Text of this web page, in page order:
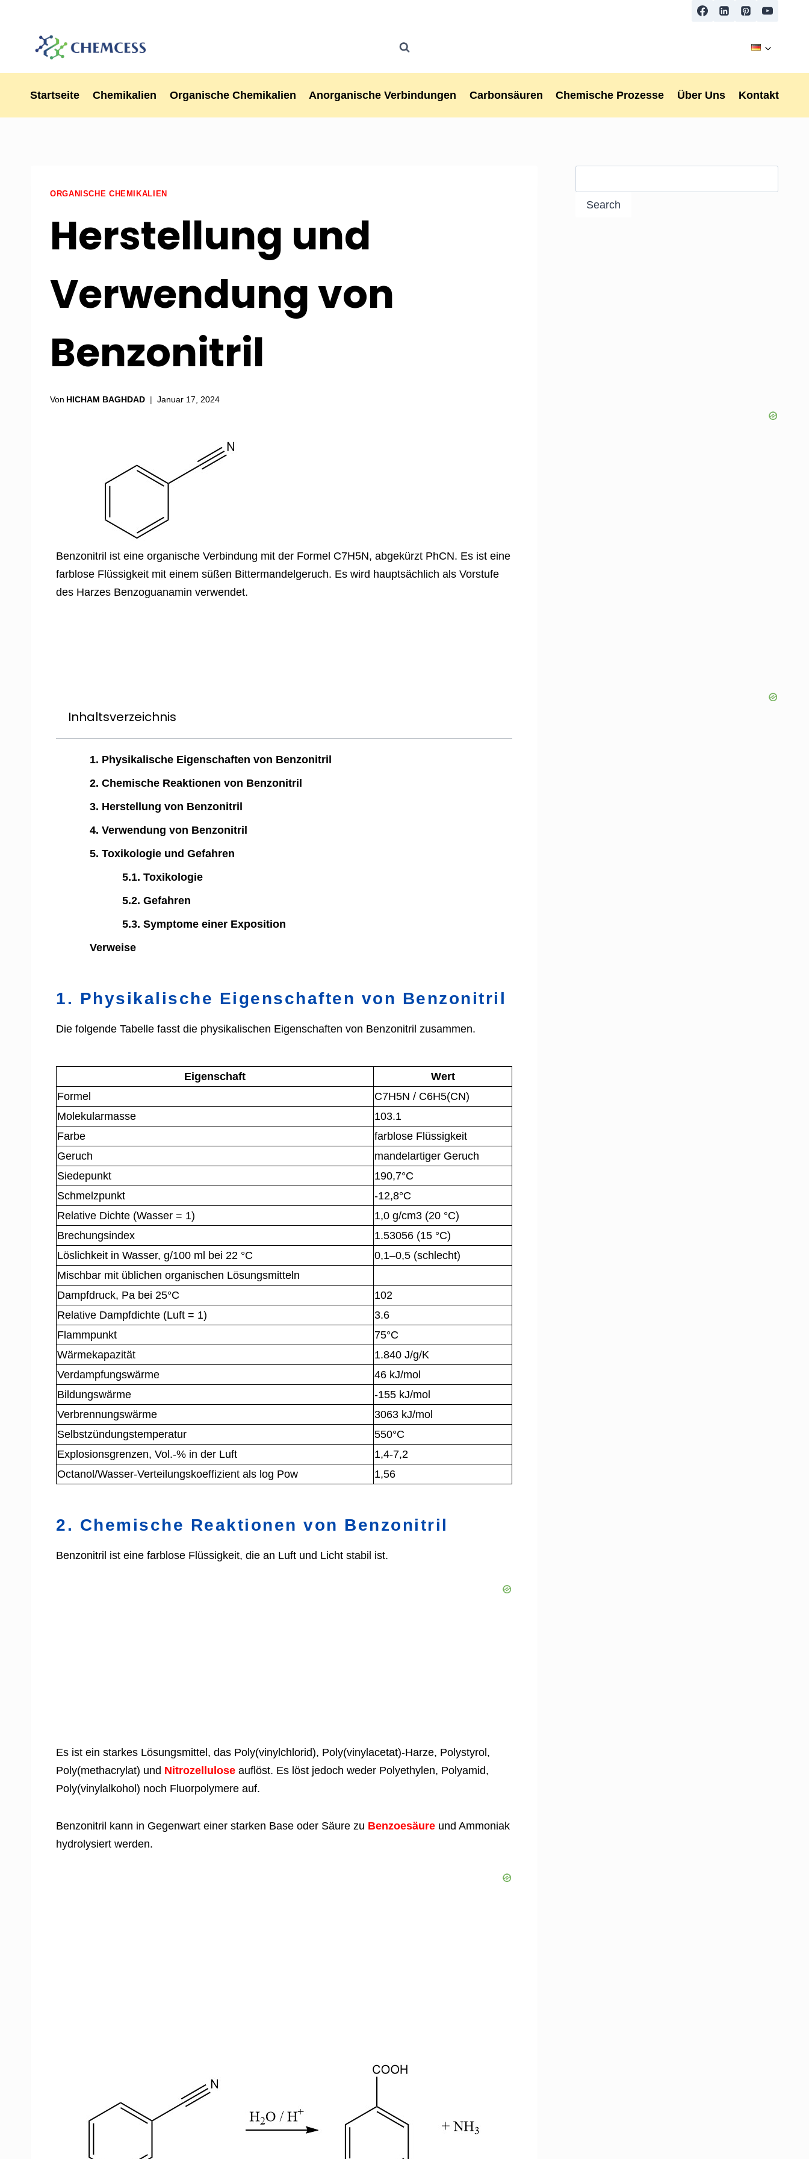
Startseite Chemikalien Organische Chemikalien Anorganische Verbindungen Carbonsäuren Chemische Prozesse Über Uns Kontakt
ORGANISCHE CHEMIKALIEN
Herstellung und
Verwendung von
Benzonitril
Von HICHAM BAGHDAD Januar 17, 2024
Benzonitril ist eine organische Verbindung mit der Formel C7H5N, abgekürzt PhCN. Es ist eine
farblose Flüssigkeit mit einem süßen Bittermandelgeruch. Es wird hauptsächlich als Vorstufe
des Harzes Benzoguanamin verwendet.
Inhaltsverzeichnis
1. Physikalische Eigenschaften von Benzonitril
2. Chemische Reaktionen von Benzonitril
3. Herstellung von Benzonitril
4. Verwendung von Benzonitril
5. Toxikologie und Gefahren
5.1. Toxikologie
5.2. Gefahren
5.3. Symptome einer Exposition
Verweise
1. Physikalische Eigenschaften von Benzonitril
Die folgende Tabelle fasst die physikalischen Eigenschaften von Benzonitril zusammen.
Eigenschaft
Wert
Formel
C7H5N / C6H5(CN)
Molekularmasse
103.1
Farbe
farblose Flüssigkeit
Geruch
mandelartiger Geruch
Siedepunkt
190,7°C
Schmelzpunkt
-12,8°C
Relative Dichte (Wasser = 1)
1,0 g/cm3 (20 °C)
Brechungsindex
1.53056 (15 °C)
Löslichkeit in Wasser, g/100 ml bei 22 °C
0,1–0,5 (schlecht)
Mischbar mit üblichen organischen Lösungsmitteln
Dampfdruck, Pa bei 25°C
102
Relative Dampfdichte (Luft = 1)
3.6
Flammpunkt
75°C
Wärmekapazität
1.840 J/g/K
Verdampfungswärme
46 kJ/mol
Bildungswärme
-155 kJ/mol
Verbrennungswärme
3063 kJ/mol
Selbstzündungstemperatur
550°C
Explosionsgrenzen, Vol.-% in der Luft
1,4-7,2
Octanol/Wasser-Verteilungskoeffizient als log Pow
1,56
2. Chemische Reaktionen von Benzonitril
Benzonitril ist eine farblose Flüssigkeit, die an Luft und Licht stabil ist.
Es ist ein starkes Lösungsmittel, das Poly(vinylchlorid), Poly(vinylacetat)-Harze, Polystyrol,
Poly(methacrylat) und Nitrozellulose auflöst. Es löst jedoch weder Polyethylen, Polyamid,
Poly(vinylalkohol) noch Fluorpolymere auf.
Benzonitril kann in Gegenwart einer starken Base oder Säure zu Benzoesäure und Ammoniak
hydrolysiert werden.
Search